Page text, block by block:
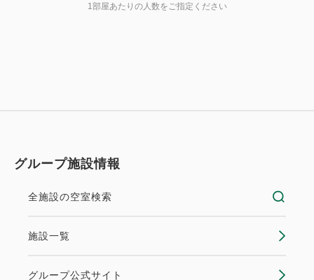
1部屋あたりの人数をご指定ください
グループ施設情報
全施設の空室検索
施設一覧
グループ公式サイト